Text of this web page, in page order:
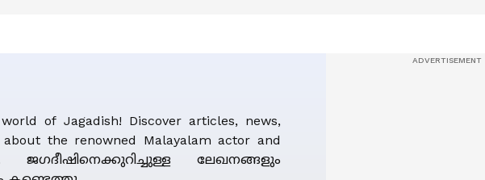
of Jagadish! Discover articles, news,
the renowned Malayalam actor and
ജഗദീഷിനെക്കുറിച്ചുള്ള ലേഖനങ്ങളും